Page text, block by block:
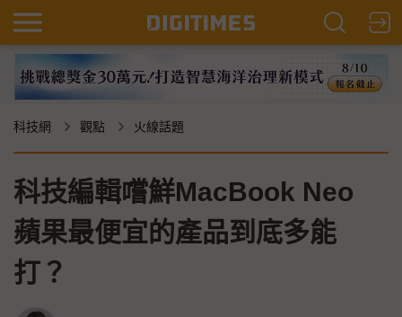
科技網 觀點 火線話題
科技編輯嚐鮮MacBook Neo
蘋果最便宜的產品到底多能
打？